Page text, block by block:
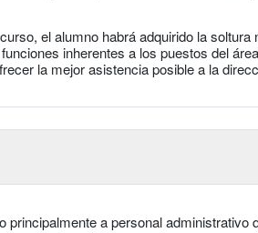
el alumno habrá adquirido la
inherentes a los puestos del
la mejor asistencia posible a la
principalmente a personal administrativo